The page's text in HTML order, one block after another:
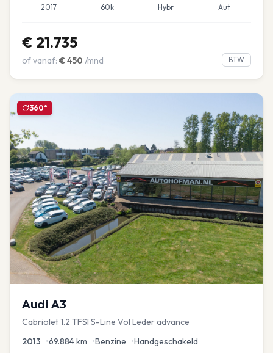
2017 60k Hybr Aut
€ 21.735
of vanaf: € 450 /mnd BTW
360°
Audi A3
Cabriolet 1.2 TFSI S-Line Vol Leder advance
2013 •69.884km •Benzine •Handgeschakeld